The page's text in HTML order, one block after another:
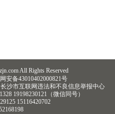
All Rights Reserved
安备43010402000821号
长沙市互联网违法和不良信息举报中心
19198230121（微信同号）
15116420702